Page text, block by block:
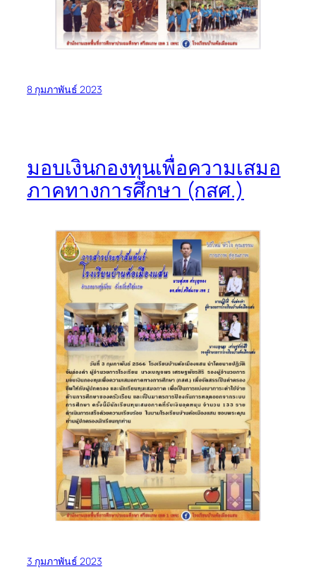
8 กุมภาพันธ์ 2023
มอบเงินกองทุนเพื่อความเสมอ
ภาคทางการศึกษา (กสศ.)
3 กุมภาพันธ์ 2023